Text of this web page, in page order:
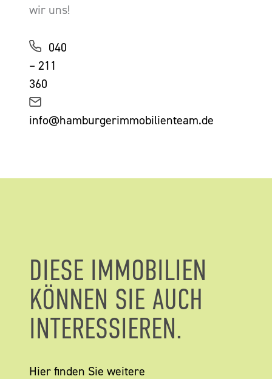
wir uns!
040
– 211
360
info@hamburgerimmobilienteam.de
DIESE IMMOBILIEN
KÖNNEN SIE AUCH
INTERESSIEREN.
Hier finden Sie weitere